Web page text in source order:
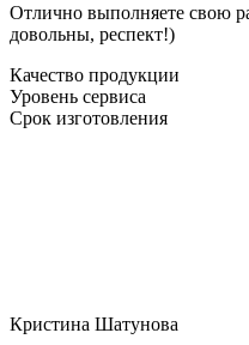
Отлично выполняете свою
довольны, респект!)
Качество продукции
Уровень сервиса
Срок изготовления
Кристина Шатунова